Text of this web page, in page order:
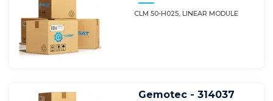
CLM 50-H025, LINEAR MODULE
Gemotec - 314037